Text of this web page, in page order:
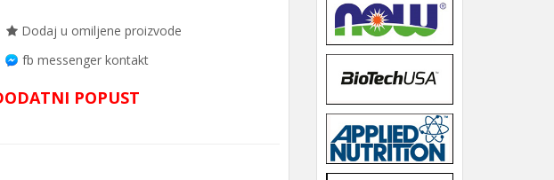
Dodaj u omiljene proizvode
fb messenger kontakt
POPUST